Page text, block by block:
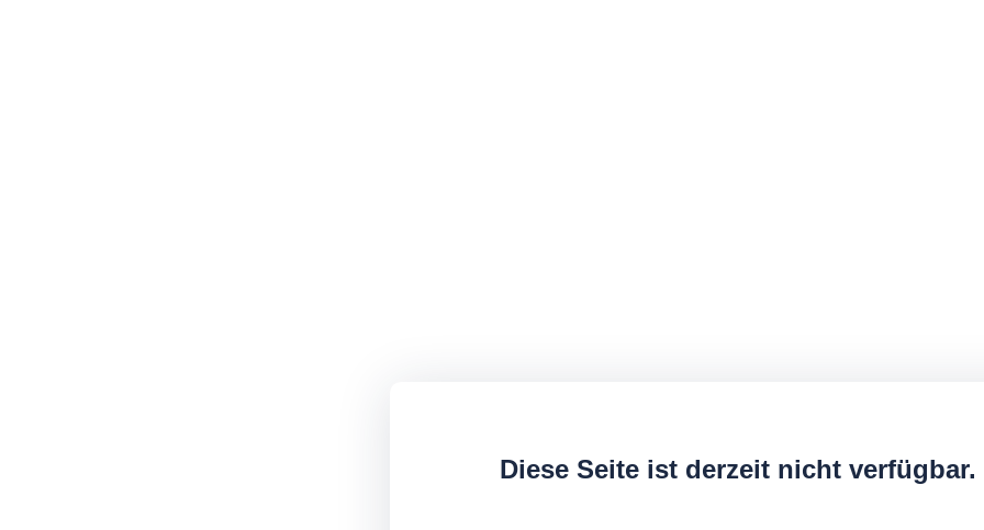
Diese Seite ist derzeit nicht verfügbar.